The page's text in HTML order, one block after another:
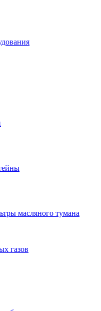
масляного тумана
газов